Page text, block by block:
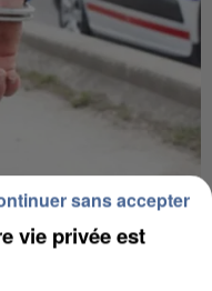
MAFIA
vie privée est
sans accepter